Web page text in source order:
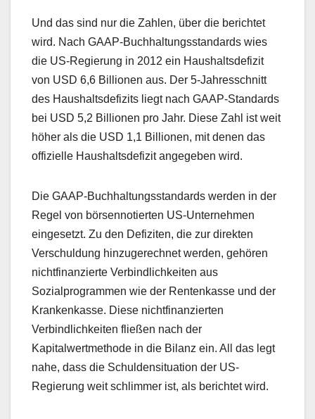
Und das sind nur die Zahlen, über die berichtet
wird. Nach GAAP-Buchhaltungsstandards wies
die US-Regierung in 2012 ein Haushaltsdefizit
von USD 6,6 Billionen aus. Der 5-Jahresschnitt
des Haushaltsdefizits liegt nach GAAP-Standards
bei USD 5,2 Billionen pro Jahr. Diese Zahl ist weit
höher als die USD 1,1 Billionen, mit denen das
offizielle Haushaltsdefizit angegeben wird.
Die GAAP-Buchhaltungsstandards werden in der
Regel von börsennotierten US-Unternehmen
eingesetzt. Zu den Defiziten, die zur direkten
Verschuldung hinzugerechnet werden, gehören
nichtfinanzierte Verbindlichkeiten aus
Sozialprogrammen wie der Rentenkasse und der
Krankenkasse. Diese nichtfinanzierten
Verbindlichkeiten fließen nach der
Kapitalwertmethode in die Bilanz ein. All das legt
nahe, dass die Schuldensituation der US-
Regierung weit schlimmer ist, als berichtet wird.